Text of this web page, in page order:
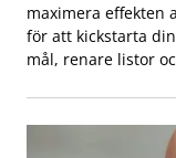
maximera effekten
för att kickstarta
mål, renare listor